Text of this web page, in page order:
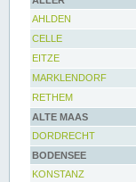
AHLDEN
CELLE
EITZE
MARKLENDORF
RETHEM
ALTE MAAS
DORDRECHT
BODENSEE
KONSTANZ